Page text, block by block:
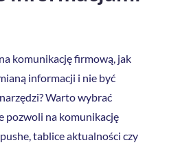
komunikację firmową, jak
informacji i nie być
Warto wybrać
pozwoli na komunikację
tablice aktualności czy